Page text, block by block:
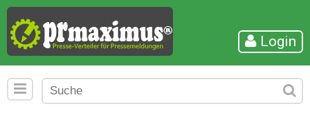
Login